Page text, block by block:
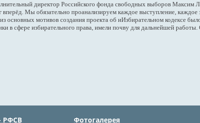
директор Российского фонда свободных выборов Максим
Мы обязательно проанализируем каждое выступление,
основных мотивов создания проекта об иИзбирательном кодексе
в сфере избирательного права, имели почву для дальнейшей
РФСВ Фотогалерея